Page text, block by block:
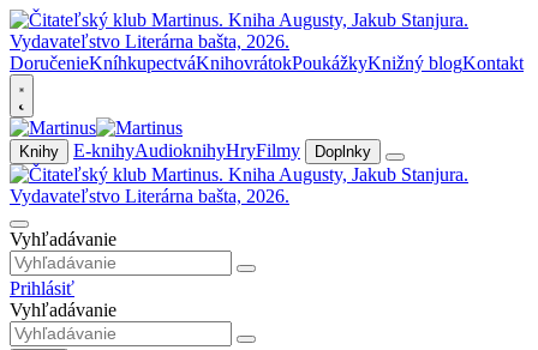
DoručenieKníhkupectváKnihovrátokPoukážkyKnižný blogKontakt
Knihy E-knihyAudioknihyHryFilmy Doplnky
Vyhľadávanie
Prihlásiť
Vyhľadávanie